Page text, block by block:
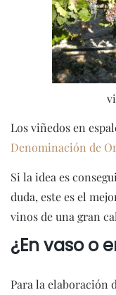
Los viñedos en
Denominación de
Si la idea es
duda, este es el
vinos de una gran
¿En vaso o
Para la elaboración